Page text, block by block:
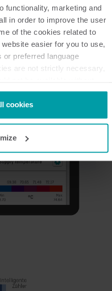
functionality, marketing and
in order to improve the user
of the cookies related to
easier for you to use,
preferred language
are not strictly necessary,
cookies. A third-party
other than us, such as other
withdraw your consent from
cookies